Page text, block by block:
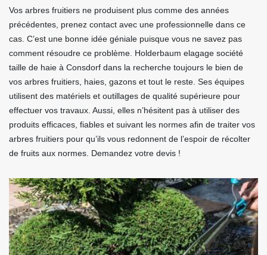
Vos arbres fruitiers ne produisent plus comme des années
précédentes, prenez contact avec une professionnelle dans ce
cas. C’est une bonne idée géniale puisque vous ne savez pas
comment résoudre ce problème. Holderbaum elagage société
taille de haie à Consdorf dans la recherche toujours le bien de
vos arbres fruitiers, haies, gazons et tout le reste. Ses équipes
utilisent des matériels et outillages de qualité supérieure pour
effectuer vos travaux. Aussi, elles n’hésitent pas à utiliser des
produits efficaces, fiables et suivant les normes afin de traiter vos
arbres fruitiers pour qu’ils vous redonnent de l’espoir de récolter
de fruits aux normes. Demandez votre devis !